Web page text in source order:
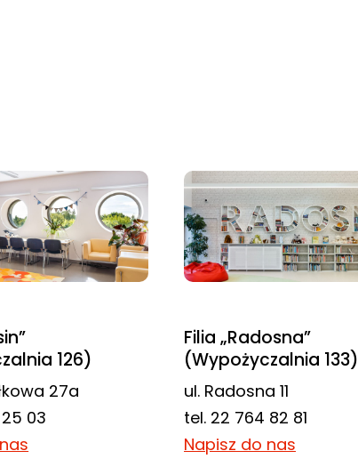
126)
27a
03
Filia „Radosna”
(Wypożyczalnia 133)
ul. Radosna 11
tel. 22 764 82 81
Napisz do nas